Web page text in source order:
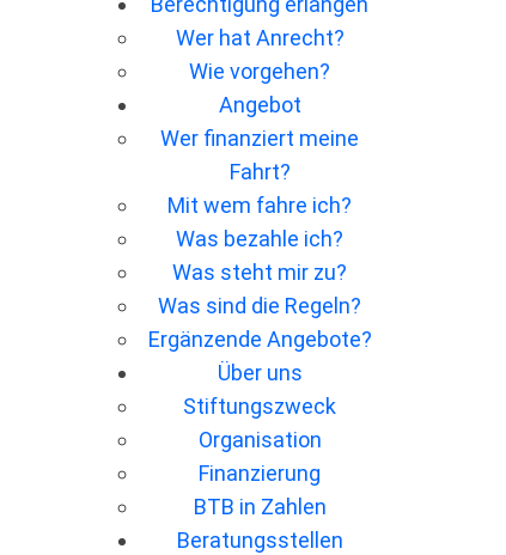
Wer hat Anrecht?
Wie vorgehen?
Angebot
Wer ﬁnanziert meine
Fahrt?
Mit wem fahre ich?
Was bezahle ich?
Was steht mir zu?
Was sind die Regeln?
Ergänzende Angebote?
Über uns
Stiftungszweck
Organisation
Finanzierung
BTB in Zahlen
Beratungsstellen